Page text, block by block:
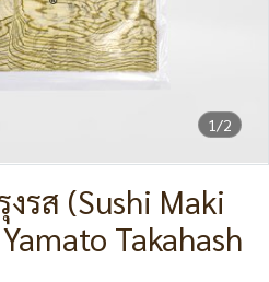
1/2
รส (Sushi Maki
Takahash